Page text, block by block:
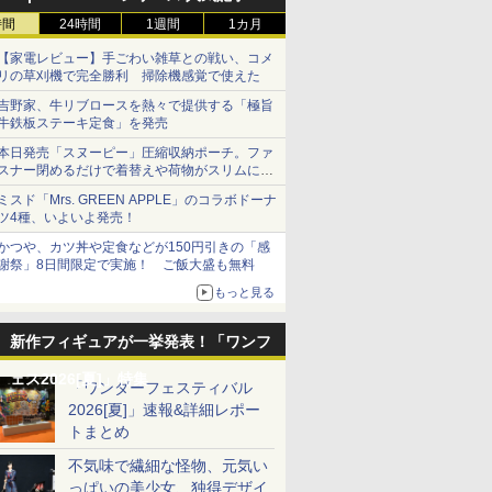
24時間 1週間 1カ月
家電レビュー】手ごわい雑草との戦い、コメ
の草刈機で完全勝利 掃除機感覚で使えた
野家、牛リブロースを熱々で提供する「極旨
鉄板ステーキ定食」を発売
日発売「スヌーピー」圧縮収納ポーチ。ファ
ナー閉めるだけで着替えや荷物がスリムにま
まる
スド「Mrs. GREEN APPLE」のコラボドーナ
4種、いよいよ発売！
つや、カツ丼や定食などが150円引きの「感
祭」8日間限定で実施！ ご飯大盛も無料
もっと見る
新作フィギュアが一挙発表！「ワンフ
ェス2026[夏]」特集「ワンダーフェスティバル
2026[夏]」速報&詳細レポー
トまとめ
不気味で繊細な怪物、元気い
っぱいの美少女、独得デザイ